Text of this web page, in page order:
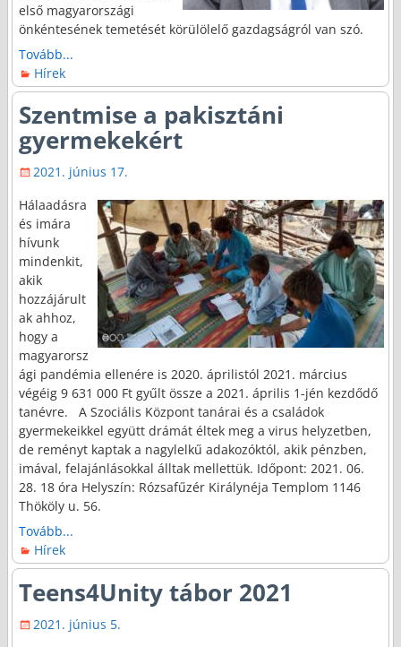
első magyarországi
önkéntesének temetését körülölelő gazdagságról van szó.
Tovább...
Hírek
Szentmise a pakisztáni
gyermekekért
2021. június 17.
Hálaadásra
és imára
hívunk
mindenkit,
akik
hozzájárult
ak ahhoz,
hogy a
magyarorsz
ági pandémia ellenére is 2020. áprilistól 2021. március
végéig 9 631 000 Ft gyűlt össze a 2021. április 1-jén kezdődő
tanévre. A Szociális Központ tanárai és a családok
gyermekeikkel együtt drámát éltek meg a virus helyzetben,
de reményt kaptak a nagylelkű adakozóktól, akik pénzben,
imával, felajánlásokkal álltak mellettük. Időpont: 2021. 06.
28. 18 óra Helyszín: Rózsafűzér Királynéja Templom 1146
Thököly u. 56.
Tovább...
Hírek
Teens4Unity tábor 2021
2021. június 5.